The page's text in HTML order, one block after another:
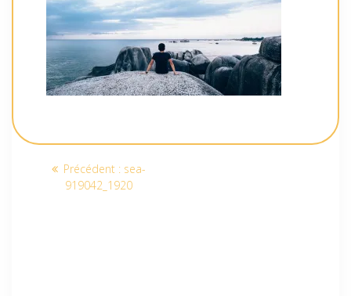
Navigation
Précédent : Article
précédent
sea-
919042_1920